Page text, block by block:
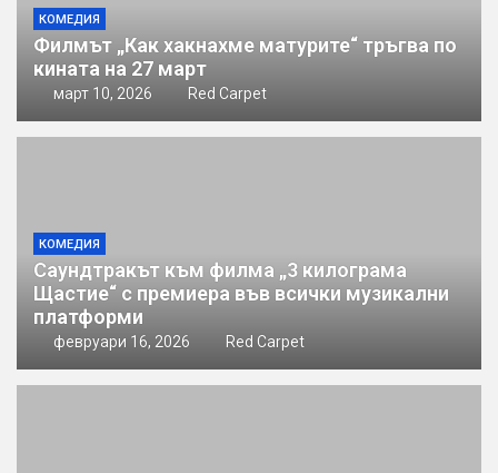
КОМЕДИЯ
Филмът „Как хакнахме матурите“ тръгва по
кината на 27 март
март 10, 2026 Red Carpet
КОМЕДИЯ
Саундтракът към филма „3 килограма
Щастие“ с премиера във всички музикални
платформи
февруари 16, 2026 Red Carpet